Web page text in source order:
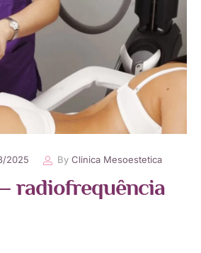
2025 By Clinica Mesoestetica
radiofrequência